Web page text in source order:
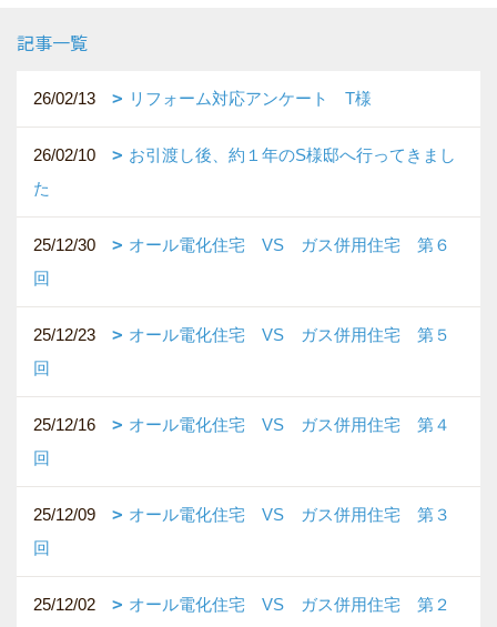
記事一覧
26/02/13 リフォーム対応アンケート T様
26/02/10
お引渡し後、約１年のS様邸へ行ってきまし
た
25/12/30
オール電化住宅 VS ガス併用住宅 第６
回
25/12/23
オール電化住宅 VS ガス併用住宅 第５
回
25/12/16
オール電化住宅 VS ガス併用住宅 第４
回
25/12/09
オール電化住宅 VS ガス併用住宅 第３
回
25/12/02
オール電化住宅 VS ガス併用住宅 第２